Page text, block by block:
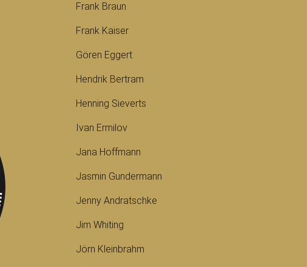
Frank Braun
Frank Kaiser
Gören Eggert
Hendrik Bertram
Henning Sieverts
Ivan Ermilov
Jana Hoffmann
Jasmin Gundermann
Jenny Andratschke
Jim Whiting
Jörn Kleinbrahm